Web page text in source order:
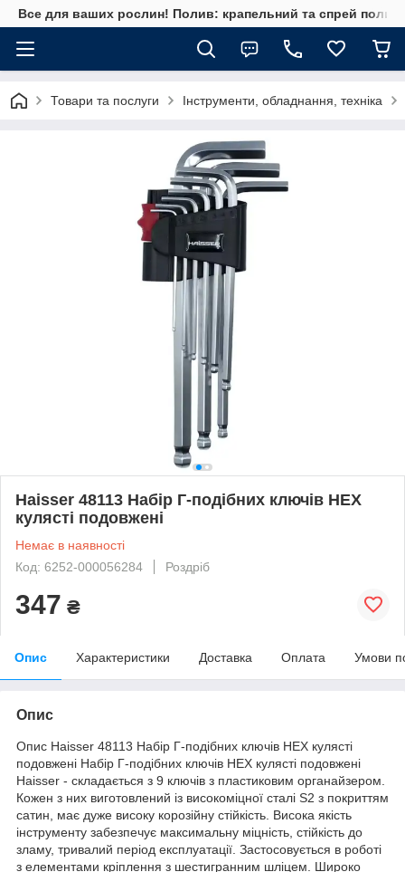
Все для ваших рослин! Полив: крапельний та спрей полив,
Товари та послуги Інструменти, обладнання, техніка
Haisser 48113 Набір Г-подібних ключів HEX
кулясті подовжені
Немає в наявності
Код: 6252-000056284
Роздріб
347 ₴
Опис Характеристики Доставка Оплата Умови
Опис
Опис Haisser 48113 Набір Г-подібних ключів HEX кулясті
подовжені Набір Г-подібних ключів HEX кулясті подовжені
Haisser - складається з 9 ключів з пластиковим органайзером.
Кожен з них виготовлений із високоміцної сталі S2 з покриттям
сатин, має дуже високу корозійну стійкість. Висока якість
інструменту забезпечує максимальну міцність, стійкість до
зламу, тривалий період експлуатації. Застосовується в роботі
з елементами кріплення з шестигранним шліцем. Широко